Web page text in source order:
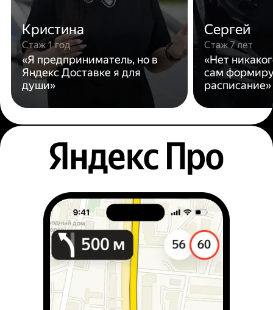
Кристина
Стаж 1 год
«Я предприниматель, но в
Яндекс Доставке я для
души»
Сергей
Стаж 7 лет
«Нет
сам
расписание»